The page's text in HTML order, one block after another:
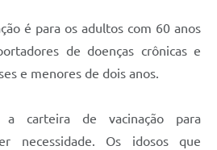
é para os adultos com 60 anos
de doenças crônicas e
e menores de dois anos.
carteira de vacinação para
necessidade. Os idosos que